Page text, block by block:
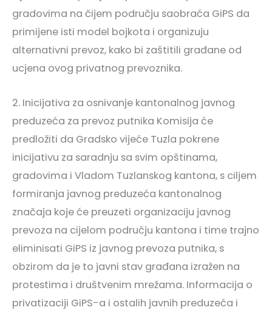
gradovima na čijem području saobraća GiPS da
primijene isti model bojkota i organizuju
alternativni prevoz, kako bi zaštitili građane od
ucjena ovog privatnog prevoznika.
2. Inicijativa za osnivanje kantonalnog javnog
preduzeća za prevoz putnika Komisija će
predložiti da Gradsko vijeće Tuzla pokrene
inicijativu za saradnju sa svim opštinama,
gradovima i Vladom Tuzlanskog kantona, s ciljem
formiranja javnog preduzeća kantonalnog
značaja koje će preuzeti organizaciju javnog
prevoza na cijelom području kantona i time trajno
eliminisati GiPS iz javnog prevoza putnika, s
obzirom da je to javni stav građana izražen na
protestima i društvenim mrežama. Informacija o
privatizaciji GiPS-a i ostalih javnih preduzeća i